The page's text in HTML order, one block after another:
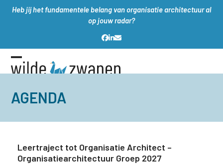
SkipHeb jij het fundamentele belang van organisatie architectuur al
op jouw radar?
Facebook
LinkedIn
E-
mail
Open
menu
Close
menu
AGENDA
Leertraject tot Organisatie Architect –
Organisatiearchitectuur Groep 2027